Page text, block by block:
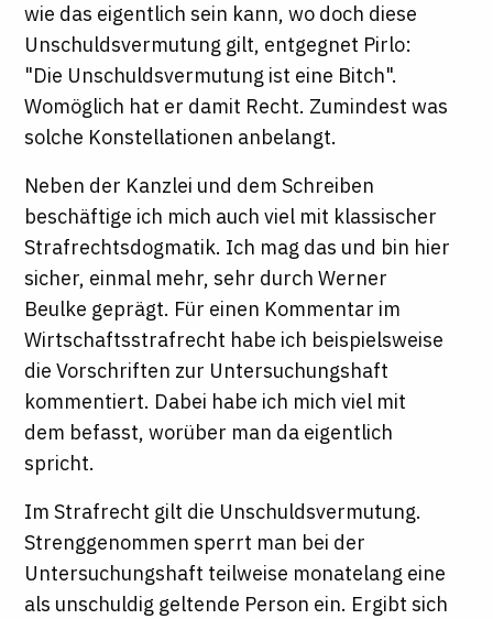
wie das eigentlich sein kann, wo doch diese
Unschuldsvermutung gilt, entgegnet Pirlo:
"Die Unschuldsvermutung ist eine Bitch".
Womöglich hat er damit Recht. Zumindest was
solche Konstellationen anbelangt.
Neben der Kanzlei und dem Schreiben
beschäftige ich mich auch viel mit klassischer
Strafrechtsdogmatik. Ich mag das und bin hier
sicher, einmal mehr, sehr durch Werner
Beulke geprägt. Für einen Kommentar im
Wirtschaftsstrafrecht habe ich beispielsweise
die Vorschriften zur Untersuchungshaft
kommentiert. Dabei habe ich mich viel mit
dem befasst, worüber man da eigentlich
spricht.
Im Strafrecht gilt die Unschuldsvermutung.
Strenggenommen sperrt man bei der
Untersuchungshaft teilweise monatelang eine
als unschuldig geltende Person ein. Ergibt sich